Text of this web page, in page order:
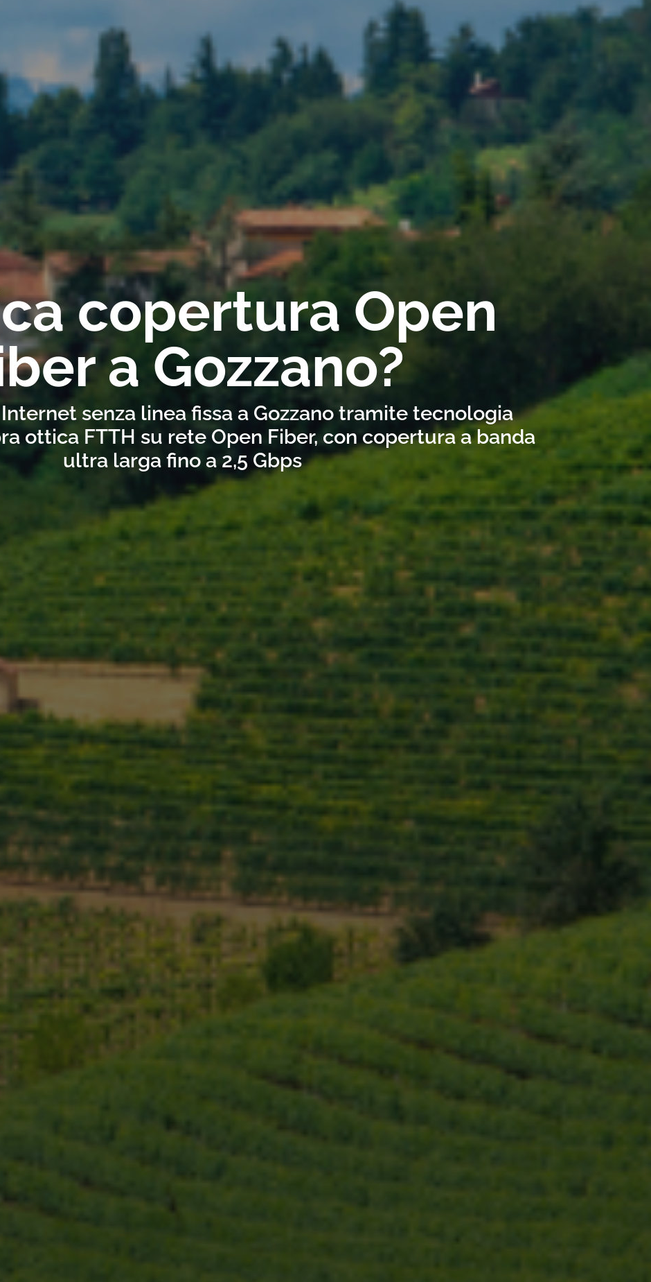
copertura Open
a Gozzano?
senza linea fissa a Gozzano tramite tecnologia
ottica FTTH su rete Open Fiber, con copertura a banda
ultra larga fino a 2,5 Gbps